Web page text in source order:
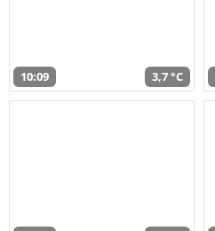
10:09 3,7 °C